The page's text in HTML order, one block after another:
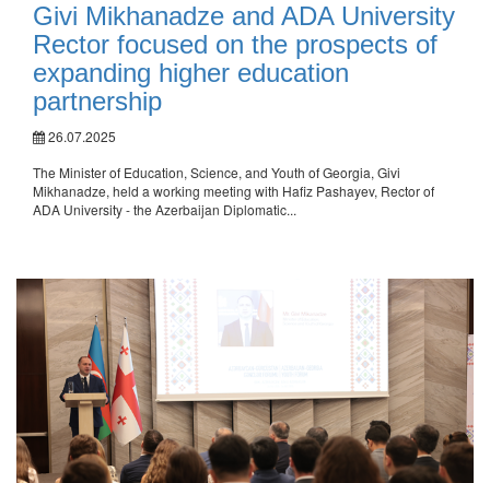
Givi Mikhanadze and ADA University
Rector focused on the prospects of
expanding higher education
partnership
26.07.2025
The Minister of Education, Science, and Youth of Georgia, Givi
Mikhanadze, held a working meeting with Hafiz Pashayev, Rector of
ADA University - the Azerbaijan Diplomatic...